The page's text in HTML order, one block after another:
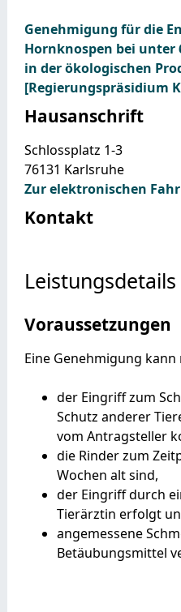
Genehmigung für die
Hornknospen bei unter
in der ökologischen
[Regierungspräsidium
Hausanschrift
Schlossplatz 1-3
76131 Karlsruhe
Zur elektronischen
Kontakt
Leistungsdetails
Voraussetzungen
Eine Genehmigung
der Eingriff zum
Schutz anderer
vom Antragsteller
die Rinder zum
Wochen alt sind,
der Eingriff durch
Tierärztin erfolgt
angemessene
Betäubungsmittel